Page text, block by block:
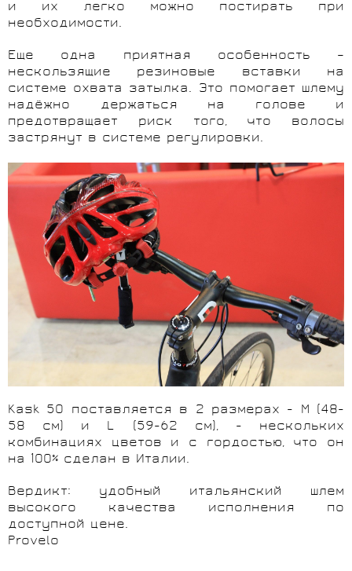
и их легко можно постирать при
необходимости.
Еще одна приятная особенность –
нескользящие резиновые вставки на
системе охвата затылка. Это помогает шлему
надёжно держаться на голове и
предотвращает риск того, что волосы
застрянут в системе регулировки.
Kask 50 поставляется в 2 размерах - M (48-
58 см) и L (59-62 см), - нескольких
комбинациях цветов и с гордостью, что он
на 100% сделан в Италии.
Вердикт: удобный итальянский шлем
высокого качества исполнения по
доступной цене.
Provelo